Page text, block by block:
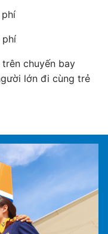
phí
chuyến bay
lớn đi cùng trẻ